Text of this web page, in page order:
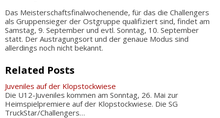
Das Meisterschaftsfinalwochenende, für das die Challengers
als Gruppensieger der Ostgruppe qualifiziert sind, findet am
Samstag, 9. September und evtl. Sonntag, 10. September
statt. Der Austragungsort und der genaue Modus sind
allerdings noch nicht bekannt.
Related Posts
Juveniles auf der Klopstockwiese
Die U12-Juveniles kommen am Sonntag, 26. Mai zur
Heimspielpremiere auf der Klopstockwiese. Die SG
TruckStar/Challengers…